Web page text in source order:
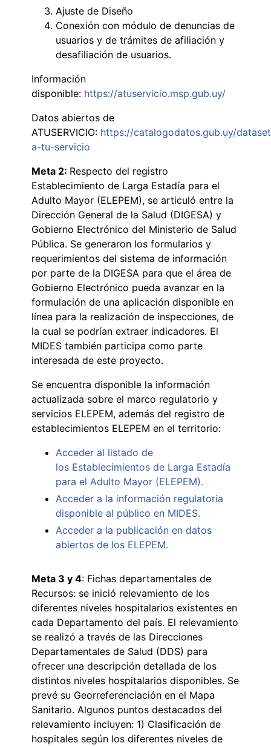
Ajuste de Diseño
Conexión con módulo de denuncias de
usuarios y de trámites de afiliación y
desafiliación de usuarios.
Información
disponible: https://atuservicio.msp.gub.uy/
Datos abiertos de
ATUSERVICIO: https://catalogodatos.gub.uy/
a-tu-servicio
Meta 2: Respecto del registro
Establecimiento de Larga Estadía para el
Adulto Mayor (ELEPEM), se articuló entre la
Dirección General de la Salud (DIGESA) y
Gobierno Electrónico del Ministerio de Salud
Pública. Se generaron los formularios y
requerimientos del sistema de información
por parte de la DIGESA para que el área de
Gobierno Electrónico pueda avanzar en la
formulación de una aplicación disponible en
línea para la realización de inspecciones, de
la cual se podrían extraer indicadores. El
MIDES también participa como parte
interesada de este proyecto.
Se encuentra disponible la información
actualizada sobre el marco regulatorio y
servicios ELEPEM, además del registro de
establecimientos ELEPEM en el territorio:
Acceder al listado de
los Establecimientos de Larga Estadía
para el Adulto Mayor (ELEPEM).
Acceder a la información regulatoria
disponible al público en MIDES.
Acceder a la publicación en datos
abiertos de los ELEPEM.
Meta 3 y 4: Fichas departamentales de
Recursos: se inició relevamiento de los
diferentes niveles hospitalarios existentes en
cada Departamento del país. El relevamiento
se realizó a través de las Direcciones
Departamentales de Salud (DDS) para
ofrecer una descripción detallada de los
distintos niveles hospitalarios disponibles. Se
prevé su Georreferenciación en el Mapa
Sanitario. Algunos puntos destacados del
relevamiento incluyen: 1) Clasificación de
hospitales según los diferentes niveles de